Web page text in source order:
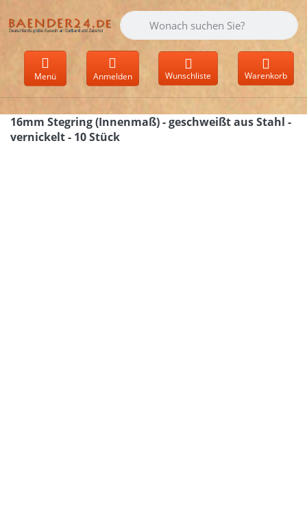
Geben Sie einen Suchbegriff ein.
Menü Anmelden Wunschliste Warenkorb
16mm Stegring (Innenmaß) - geschweißt aus Stahl -
vernickelt - 10 Stück